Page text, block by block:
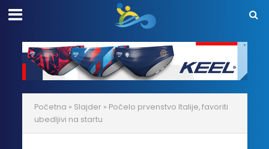
Početna » Slajder » Počelo prvenstvo Italije, favoriti
ubedljivi na startu